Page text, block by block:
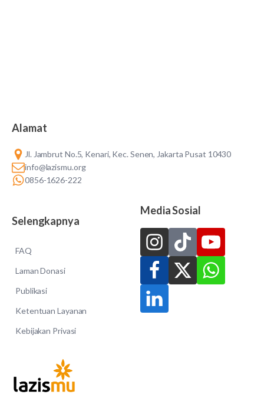
Alamat
Jl. Jambrut No.5, Kenari, Kec. Senen, Jakarta Pusat 10430
info@lazismu.org
0856-1626-222
Selengkapnya
FAQ
Laman Donasi
Publikasi
Ketentuan Layanan
Kebijakan Privasi
Media Sosial